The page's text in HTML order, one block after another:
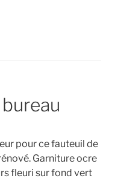
pour ce fauteuil de
Garniture ocre
fleuri sur fond vert